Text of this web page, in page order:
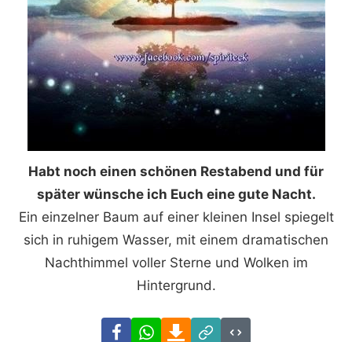
Habt noch einen schönen Restabend und für
später wünsche ich Euch eine gute Nacht.
Ein einzelner Baum auf einer kleinen Insel spiegelt
sich in ruhigem Wasser, mit einem dramatischen
Nachthimmel voller Sterne und Wolken im
Hintergrund.
FacebookWhatsAppDownload